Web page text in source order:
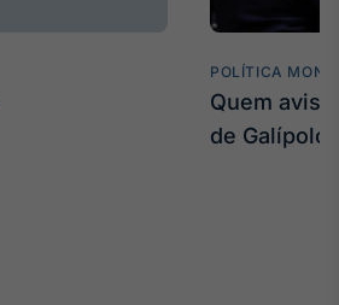
POLÍTICA
Quem
de Galípolo